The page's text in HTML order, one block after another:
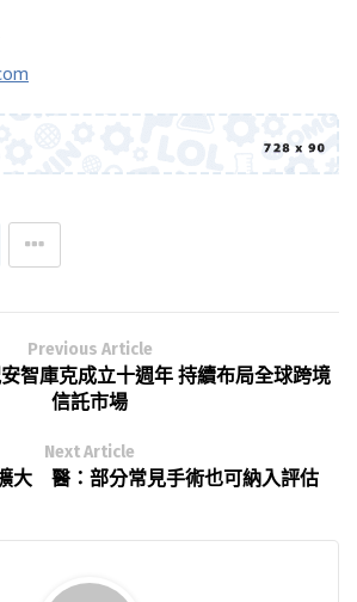
Previous Article
智庫克成立十週年 持續布局全球跨境
信託市場
Next Article
大 醫：部分常見手術也可納入評估